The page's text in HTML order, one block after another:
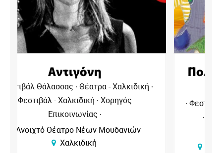
Πολυάννα | Το Παιχνίδι της
Χαράς
Φεστιβάλ Θάλασσας Φεστιβάλ - Χαλκιδική
Για το παιδί - Χαλκιδική
Επικοινωνίας
Ανοιχτό Θέατρο Νέων Μουδανιών